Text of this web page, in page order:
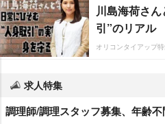
川島海荷さ
引”のリアル
オリコンタイアップ
求人特集
調理師/調理スタッフ募集、年齢不